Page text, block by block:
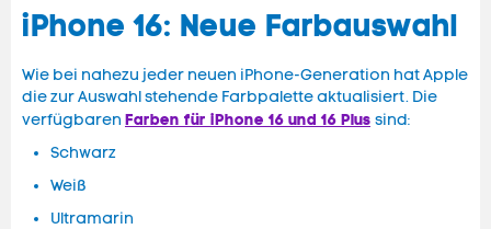
iPhone 16: Neue Farbauswahl
Wie bei nahezu jeder neuen iPhone-Generation hat Apple
die zur Auswahl stehende Farbpalette aktualisiert. Die
verfügbaren Farben für iPhone 16 und 16 Plus sind:
Schwarz
Weiß
Ultramarin